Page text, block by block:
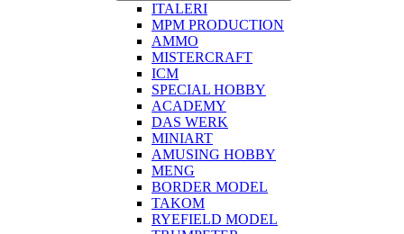
ITALERI
MPM PRODUCTION
AMMO
MISTERCRAFT
ICM
SPECIAL HOBBY
ACADEMY
DAS WERK
MINIART
AMUSING HOBBY
MENG
BORDER MODEL
TAKOM
RYEFIELD MODEL